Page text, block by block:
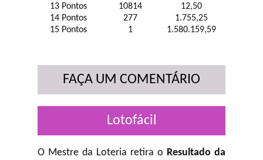
13 Pontos
10814
12,50
14 Pontos
277
1.755,25
15 Pontos
1 1.580.159,59
FAÇA UM COMENTÁRIO
Lotofácil
O Mestre da Loteria retira o Resultado da